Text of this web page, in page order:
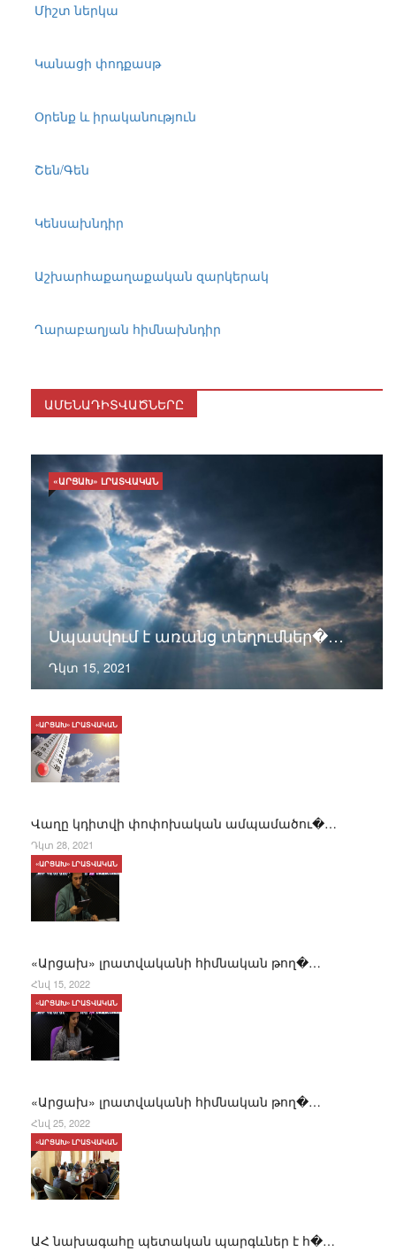
Միշտ ներկա
Կանացի փոդքասթ
Օրենք և իրականություն
Շեն/Գեն
Կենսախնդիր
Աշխարհաքաղաքական զարկերակ
Ղարաբաղյան հիմնախնդիր
ԱՄԵՆԱԴԻՏՎԱԾՆԵՐԸ
Սպասվում է առանց տեղումներ�…
Դկտ 15, 2021
«ԱՐՑԱԽ» ԼՐԱՏՎԱԿԱՆ
Վաղը կդիտվի փոփոխական ամպամածու�…
«ԱՐՑԱԽ» ԼՐԱՏՎԱԿԱՆ
Դկտ 28, 2021
«Արցախ» լրատվականի հիմնական թող�…
«ԱՐՑԱԽ» ԼՐԱՏՎԱԿԱՆ
Հնվ 15, 2022
«Արցախ» լրատվականի հիմնական թող�…
«ԱՐՑԱԽ» ԼՐԱՏՎԱԿԱՆ
Հնվ 25, 2022
ԱՀ նախագահը պետական պարգևներ է հ�…
«ԱՐՑԱԽ» ԼՐԱՏՎԱԿԱՆ